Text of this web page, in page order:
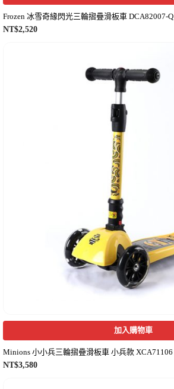
Frozen 冰雪奇緣閃光三輪摺疊滑板車 DCA82007-Q
NT$2,520
加入購物車
Minions 小小兵三輪摺疊滑板車 小兵款 XCA71106
NT$3,580